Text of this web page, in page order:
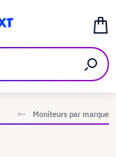
Moniteurs par marque